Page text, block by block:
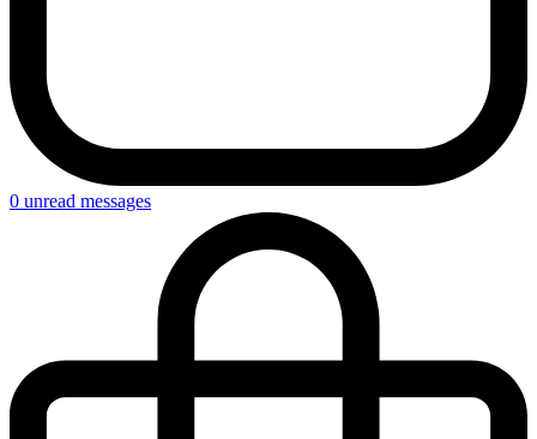
0 unread messages